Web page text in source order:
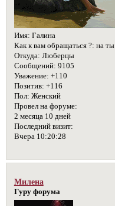
Имя: Галина
Как к вам обращаться ?: на ты
Откуда: Люберцы
Сообщений: 9105
Уважение: +110
Позитив: +116
Пол: Женский
Провел на форуме:
2 месяца 10 дней
Последний визит:
Вчера 10:20:28
Милена
Гуру форума